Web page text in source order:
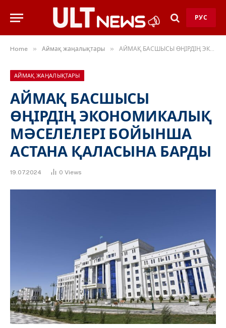
РУС
Home » Аймақ жаңалықтары » АЙМАҚ БАСШЫСЫ ӨҢІРДІҢ ЭКОНОМИКАЛЫҚ МӘСЕЛЕЛЕРІ БОЙЫНША АСТАНА ҚАЛАСЫНА БАРДЫ
АЙМАҚ ЖАҢАЛЫҚТАРЫ
АЙМАҚ БАСШЫСЫ
ӨҢІРДІҢ ЭКОНОМИКАЛЫҚ
МӘСЕЛЕЛЕРІ БОЙЫНША
АСТАНА ҚАЛАСЫНА БАРДЫ
19.07.2024 0 Views